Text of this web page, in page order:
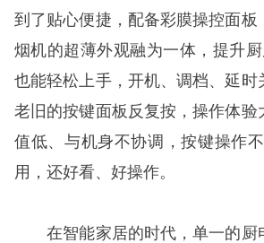
到了贴心便捷，配备彩膜操控面
烟机的超薄外观融为一体，提升
也能轻松上手，开机、调档、延
老旧的按键面板反复按，操作体
值低、与机身不协调，按键操作
用，还好看、好操作。
在智能家居的时代，单一的厨